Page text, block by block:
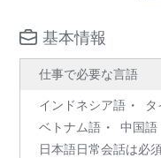
基本情報
仕事で必要な言語
インドネシア語 タ
ベトナム語
中国語
日本語日常会話は必